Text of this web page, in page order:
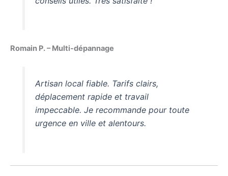
Romain P. – Multi-dépannage
Artisan local fiable. Tarifs clairs,
déplacement rapide et travail
impeccable. Je recommande pour toute
urgence en ville et alentours.